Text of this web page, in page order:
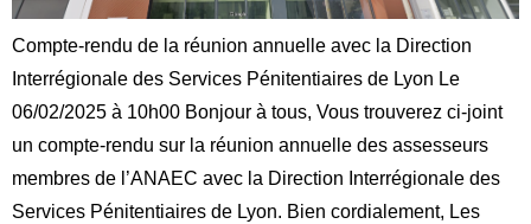
Compte-rendu de la réunion annuelle avec la Direction
Interrégionale des Services Pénitentiaires de Lyon Le
06/02/2025 à 10h00 Bonjour à tous, Vous trouverez ci-joint
un compte-rendu sur la réunion annuelle des assesseurs
membres de l’ANAEC avec la Direction Interrégionale des
Services Pénitentiaires de Lyon. Bien cordialement, Les